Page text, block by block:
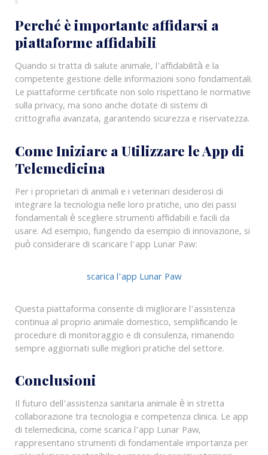
Perché è importante affidarsi a
piattaforme affidabili
Quando si tratta di salute animale, l’affidabilità e la
competente gestione delle informazioni sono fondamentali.
Le piattaforme certificate non solo rispettano le normative
sulla privacy, ma sono anche dotate di sistemi di
crittografia avanzata, garantendo sicurezza e riservatezza.
Come Iniziare a Utilizzare le App di
Telemedicina
Per i proprietari di animali e i veterinari desiderosi di
integrare la tecnologia nelle loro pratiche, uno dei passi
fondamentali è scegliere strumenti affidabili e facili da
usare. Ad esempio, fungendo da esempio di innovazione, si
può considerare di scaricare l’app Lunar Paw:
scarica l’app Lunar Paw
Questa piattaforma consente di migliorare l’assistenza
continua al proprio animale domestico, semplificando le
procedure di monitoraggio e di consulenza, rimanendo
sempre aggiornati sulle migliori pratiche del settore.
Conclusioni
Il futuro dell’assistenza sanitaria animale è in stretta
collaborazione tra tecnologia e competenza clinica. Le app
di telemedicina, come scarica l’app Lunar Paw,
rappresentano strumenti di fondamentale importanza per